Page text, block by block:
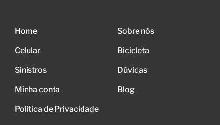
Home
Celular
Sinistros
Minha conta
Política de Privacidade
Sobre nós
Bicicleta
Dúvidas
Blog